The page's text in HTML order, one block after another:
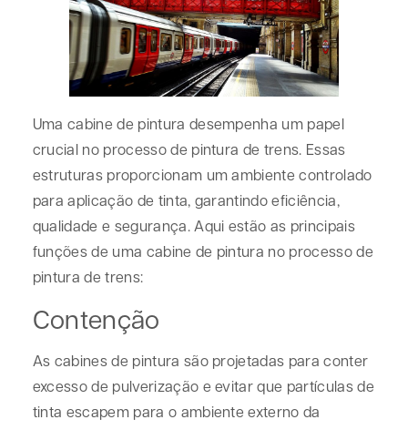
Uma cabine de pintura desempenha um papel
crucial no processo de pintura de trens. Essas
estruturas proporcionam um ambiente controlado
para aplicação de tinta, garantindo eficiência,
qualidade e segurança. Aqui estão as principais
funções de uma cabine de pintura no processo de
pintura de trens:
Contenção
As cabines de pintura são projetadas para conter
excesso de pulverização e evitar que partículas de
tinta escapem para o ambiente externo da